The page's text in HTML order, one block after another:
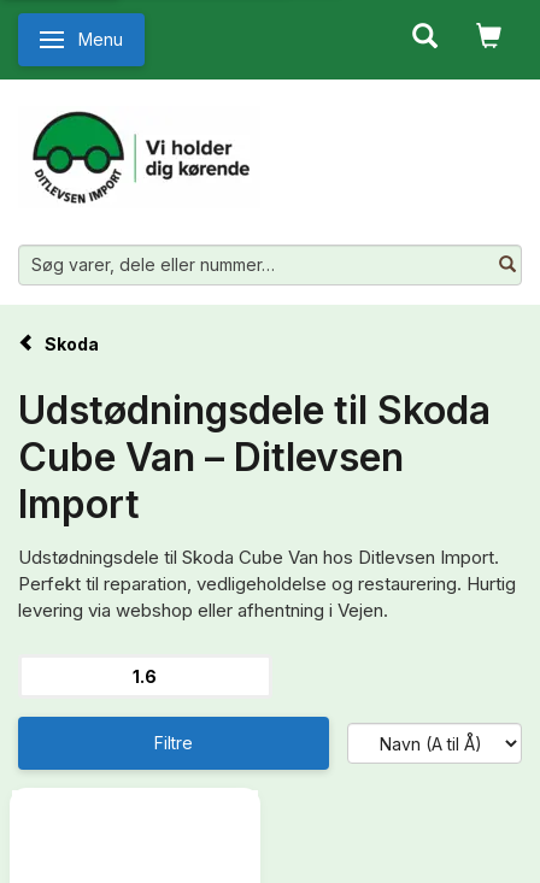
Skifte navigation
Menu
Skoda
Udstødningsdele til Skoda
Cube Van – Ditlevsen
Import
Udstødningsdele til Skoda Cube Van hos Ditlevsen Import.
Perfekt til reparation, vedligeholdelse og restaurering. Hurtig
levering via webshop eller afhentning i Vejen.
1.6
Filtre